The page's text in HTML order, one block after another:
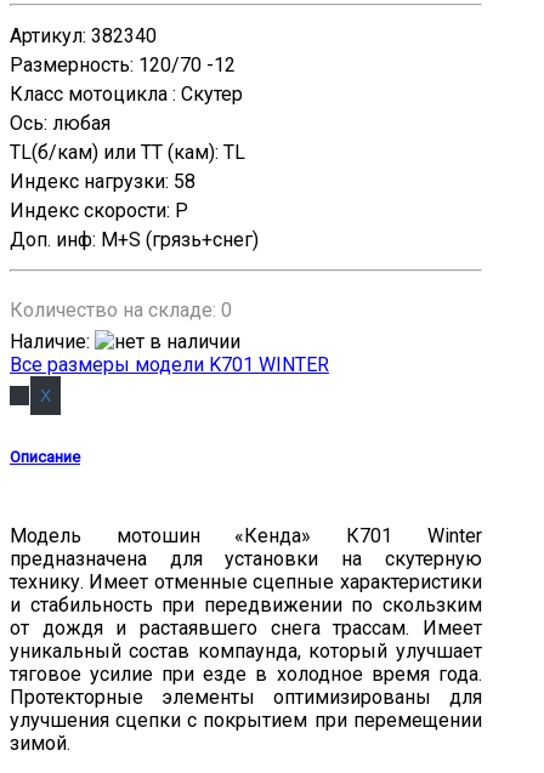
Артикул: 382340
Размерность: 120/70 -12
Класс мотоцикла : Скутер
Ось: любая
TL(б/кам) или TT (кам): TL
Индекс нагрузки: 58
Индекс скорости: P
Доп. инф: M+S (грязь+снег)
Количество на складе: 0
Наличие:
Все размеры модели K701 WINTER
Описание
Модель мотошин «Кенда» К701 Winter
предназначена для установки на скутерную
технику. Имеет отменные сцепные характеристики
и стабильность при передвижении по скользким
от дождя и растаявшего снега трассам. Имеет
уникальный состав компаунда, который улучшает
тяговое усилие при езде в холодное время года.
Протекторные элементы оптимизированы для
улучшения сцепки с покрытием при перемещении
зимой.